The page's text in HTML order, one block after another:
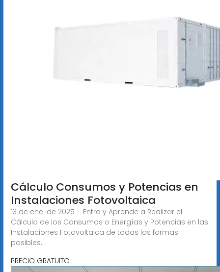
Cálculo Consumos y Potencias en
Instalaciones Fotovoltaica
13 de ene. de 2025 · Entra y Aprende a Realizar el
Cálculo de los Consumos o Energías y Potencias en las
Instalaciones Fotovoltaica de todas las formas
posibles.
PRECIO GRATUITO